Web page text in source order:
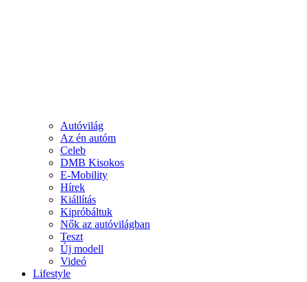
Autóvilág
Az én autóm
Celeb
DMB Kisokos
E-Mobility
Hírek
Kiállítás
Kipróbáltuk
Nők az autóvilágban
Teszt
Új modell
Videó
Lifestyle